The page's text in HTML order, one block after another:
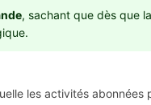
, sachant que dès que
les activités abonnées